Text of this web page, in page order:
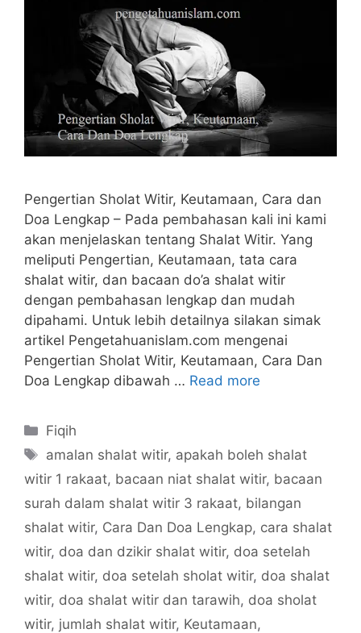
Pengertian Sholat Witir, Keutamaan, Cara dan
Doa Lengkap – Pada pembahasan kali ini kami
akan menjelaskan tentang Shalat Witir. Yang
meliputi Pengertian, Keutamaan, tata cara
shalat witir, dan bacaan do’a shalat witir
dengan pembahasan lengkap dan mudah
dipahami. Untuk lebih detailnya silakan simak
artikel Pengetahuanislam.com mengenai
Pengertian Sholat Witir, Keutamaan, Cara Dan
Doa Lengkap dibawah … Read more
Categories
Fiqih
Tags
amalan shalat witir, apakah boleh shalat
witir 1 rakaat, bacaan niat shalat witir, bacaan
surah dalam shalat witir 3 rakaat, bilangan
shalat witir, Cara Dan Doa Lengkap, cara shalat
witir, doa dan dzikir shalat witir, doa setelah
shalat witir, doa setelah sholat witir, doa shalat
witir, doa shalat witir dan tarawih, doa sholat
witir, jumlah shalat witir, Keutamaan,